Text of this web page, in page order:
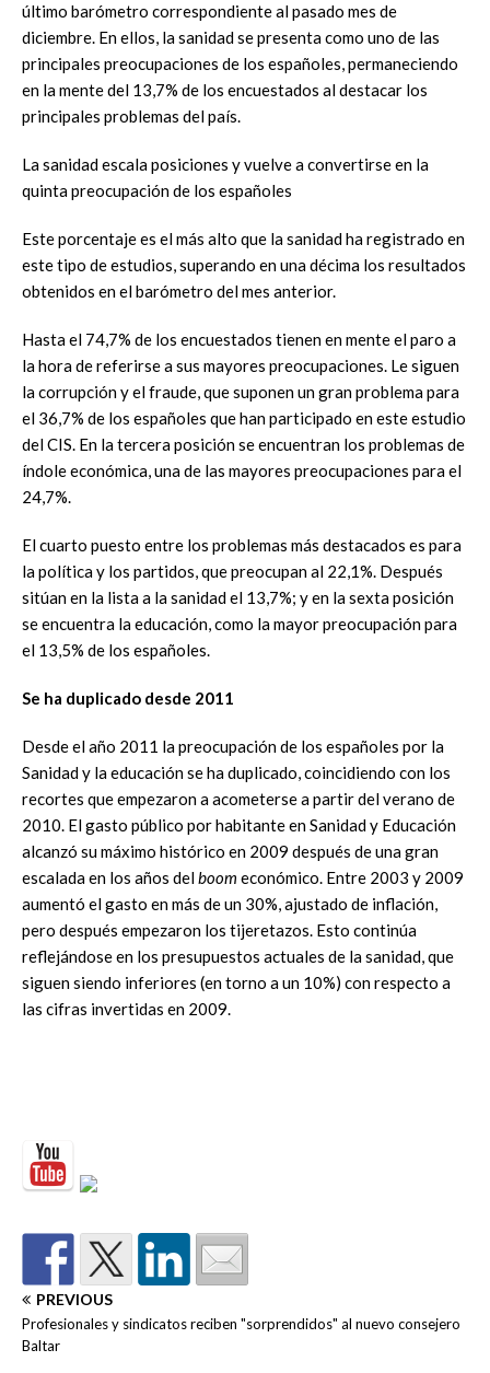
último barómetro correspondiente al pasado mes de
diciembre. En ellos, la sanidad se presenta como uno de las
principales preocupaciones de los españoles, permaneciendo
en la mente del 13,7% de los encuestados al destacar los
principales problemas del país.
La sanidad escala posiciones y vuelve a convertirse en la
quinta preocupación de los españoles
Este porcentaje es el más alto que la sanidad ha registrado en
este tipo de estudios, superando en una décima los resultados
obtenidos en el barómetro del mes anterior.
Hasta el 74,7% de los encuestados tienen en mente el paro a
la hora de referirse a sus mayores preocupaciones. Le siguen
la corrupción y el fraude, que suponen un gran problema para
el 36,7% de los españoles que han participado en este estudio
del CIS. En la tercera posición se encuentran los problemas de
índole económica, una de las mayores preocupaciones para el
24,7%.
El cuarto puesto entre los problemas más destacados es para
la política y los partidos, que preocupan al 22,1%. Después
sitúan en la lista a la sanidad el 13,7%; y en la sexta posición
se encuentra la educación, como la mayor preocupación para
el 13,5% de los españoles.
Se ha duplicado desde 2011
Desde el año 2011 la preocupación de los españoles por la
Sanidad y la educación se ha duplicado, coincidiendo con los
recortes que empezaron a acometerse a partir del verano de
2010. El gasto público por habitante en Sanidad y Educación
alcanzó su máximo histórico en 2009 después de una gran
escalada en los años delboom económico. Entre 2003 y 2009
aumentó el gasto en más de un 30%, ajustado de inflación,
pero después empezaron los tijeretazos. Esto continúa
reflejándose en los presupuestos actuales de la sanidad, que
siguen siendo inferiores (en torno a un 10%) con respecto a
las cifras invertidas en 2009.
PREVIOUS
Profesionales y sindicatos reciben "sorprendidos" al nuevo consejero
Baltar